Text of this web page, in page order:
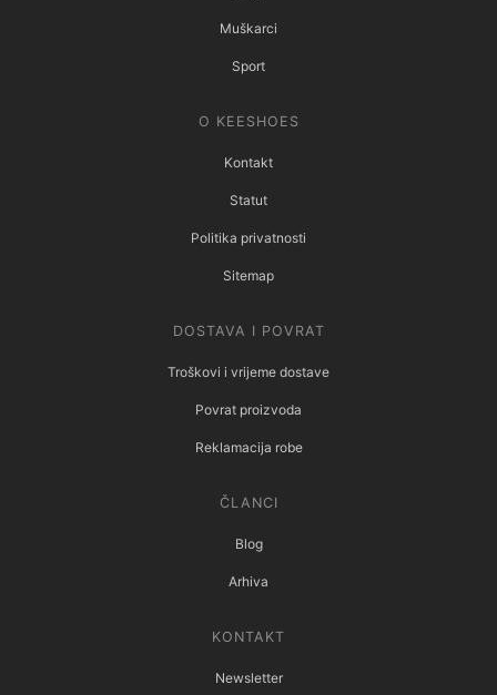
Muškarci
Sport
O KEESHOES
Kontakt
Statut
Politika privatnosti
Sitemap
DOSTAVA I POVRAT
Troškovi i vrijeme dostave
Povrat proizvoda
Reklamacija robe
ČLANCI
Blog
Arhiva
KONTAKT
Newsletter